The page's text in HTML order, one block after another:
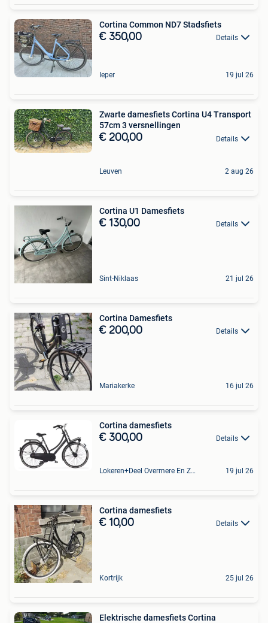
Cortina Common ND7 Stadsfiets
€ 350,00 Details
Ieper 19 jul 26
Zwarte damesfiets Cortina U4 Transport
57cm 3 versnellingen
€ 200,00 Details
Leuven 2 aug 26
Cortina U1 Damesfiets
€ 130,00 Details
Sint-Niklaas 21 jul 26
Cortina Damesfiets
€ 200,00 Details
Mariakerke 16 jul 26
Cortina damesfiets
€ 300,00 Details
Lokeren+Deel Overmere En Zele 19 jul 26
Cortina damesfiets
€ 10,00 Details
Kortrijk 25 jul 26
Elektrische damesfiets Cortina